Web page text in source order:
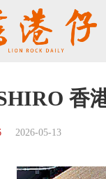
香
2026-05-13